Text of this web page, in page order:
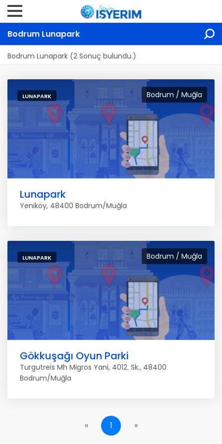
Bodrum Lunapark
Bodrum Lunapark (2 Sonuç bulundu.)
Bodrum / Muğla
LUNAPARK
Lunapark
Yeniköy, 48400 Bodrum/Muğla
Bodrum / Muğla
LUNAPARK
Gökkuşağı Oyun Parki
Turgutreis Mh Migros Yani, 4012. Sk., 48400
Bodrum/Muğla
« 1 »